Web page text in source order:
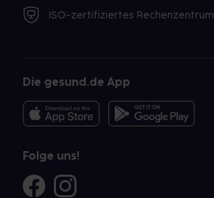
ISO-zertifiziertes Rechenzentrum
Die gesund.de App
Folge uns!